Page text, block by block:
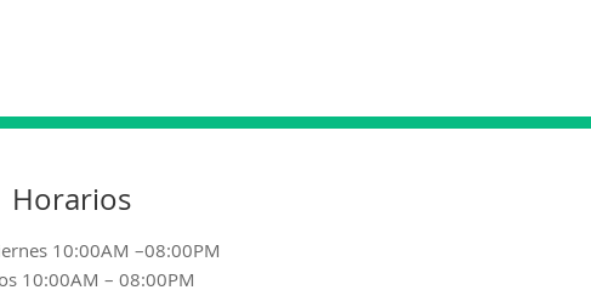
Horarios
10:00AM –08:00PM
10:00AM – 08:00PM